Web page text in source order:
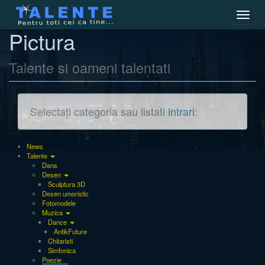
Pictura
Talente si oameni talentati
Selectați categoria sau listati intrari:
News
Talente
Dans
Desen
Sculptura 3D
Desen umoristic
Fotomodele
Muzica
Dance
AntikFuture
Chitaristi
Simfonica
Poezie